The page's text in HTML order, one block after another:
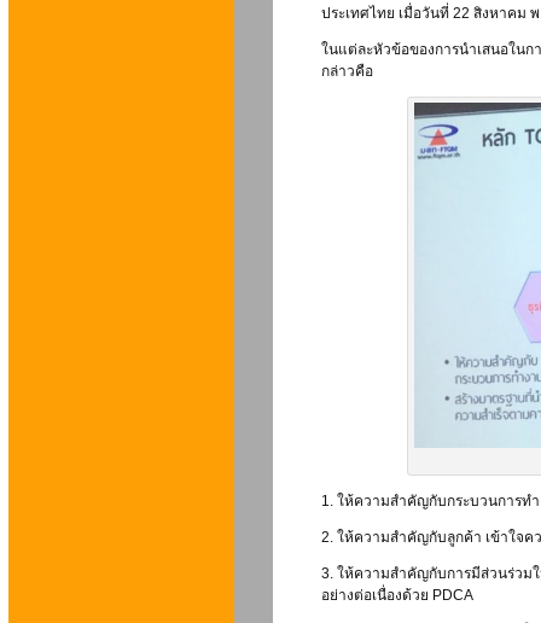
ประเทศไทย เมื่อวันที่ 22 สิงหาคม
ในแต่ละหัวข้อของการนำเสนอใน
กล่าวคือ
1. ให้ความสำคัญกับกระบวนการท
2. ให้ความสำคัญกับลูกค้า เข้าใจ
3. ให้ความสำคัญกับการมีส่วนร่วม
อย่างต่อเนื่องด้วย PDCA